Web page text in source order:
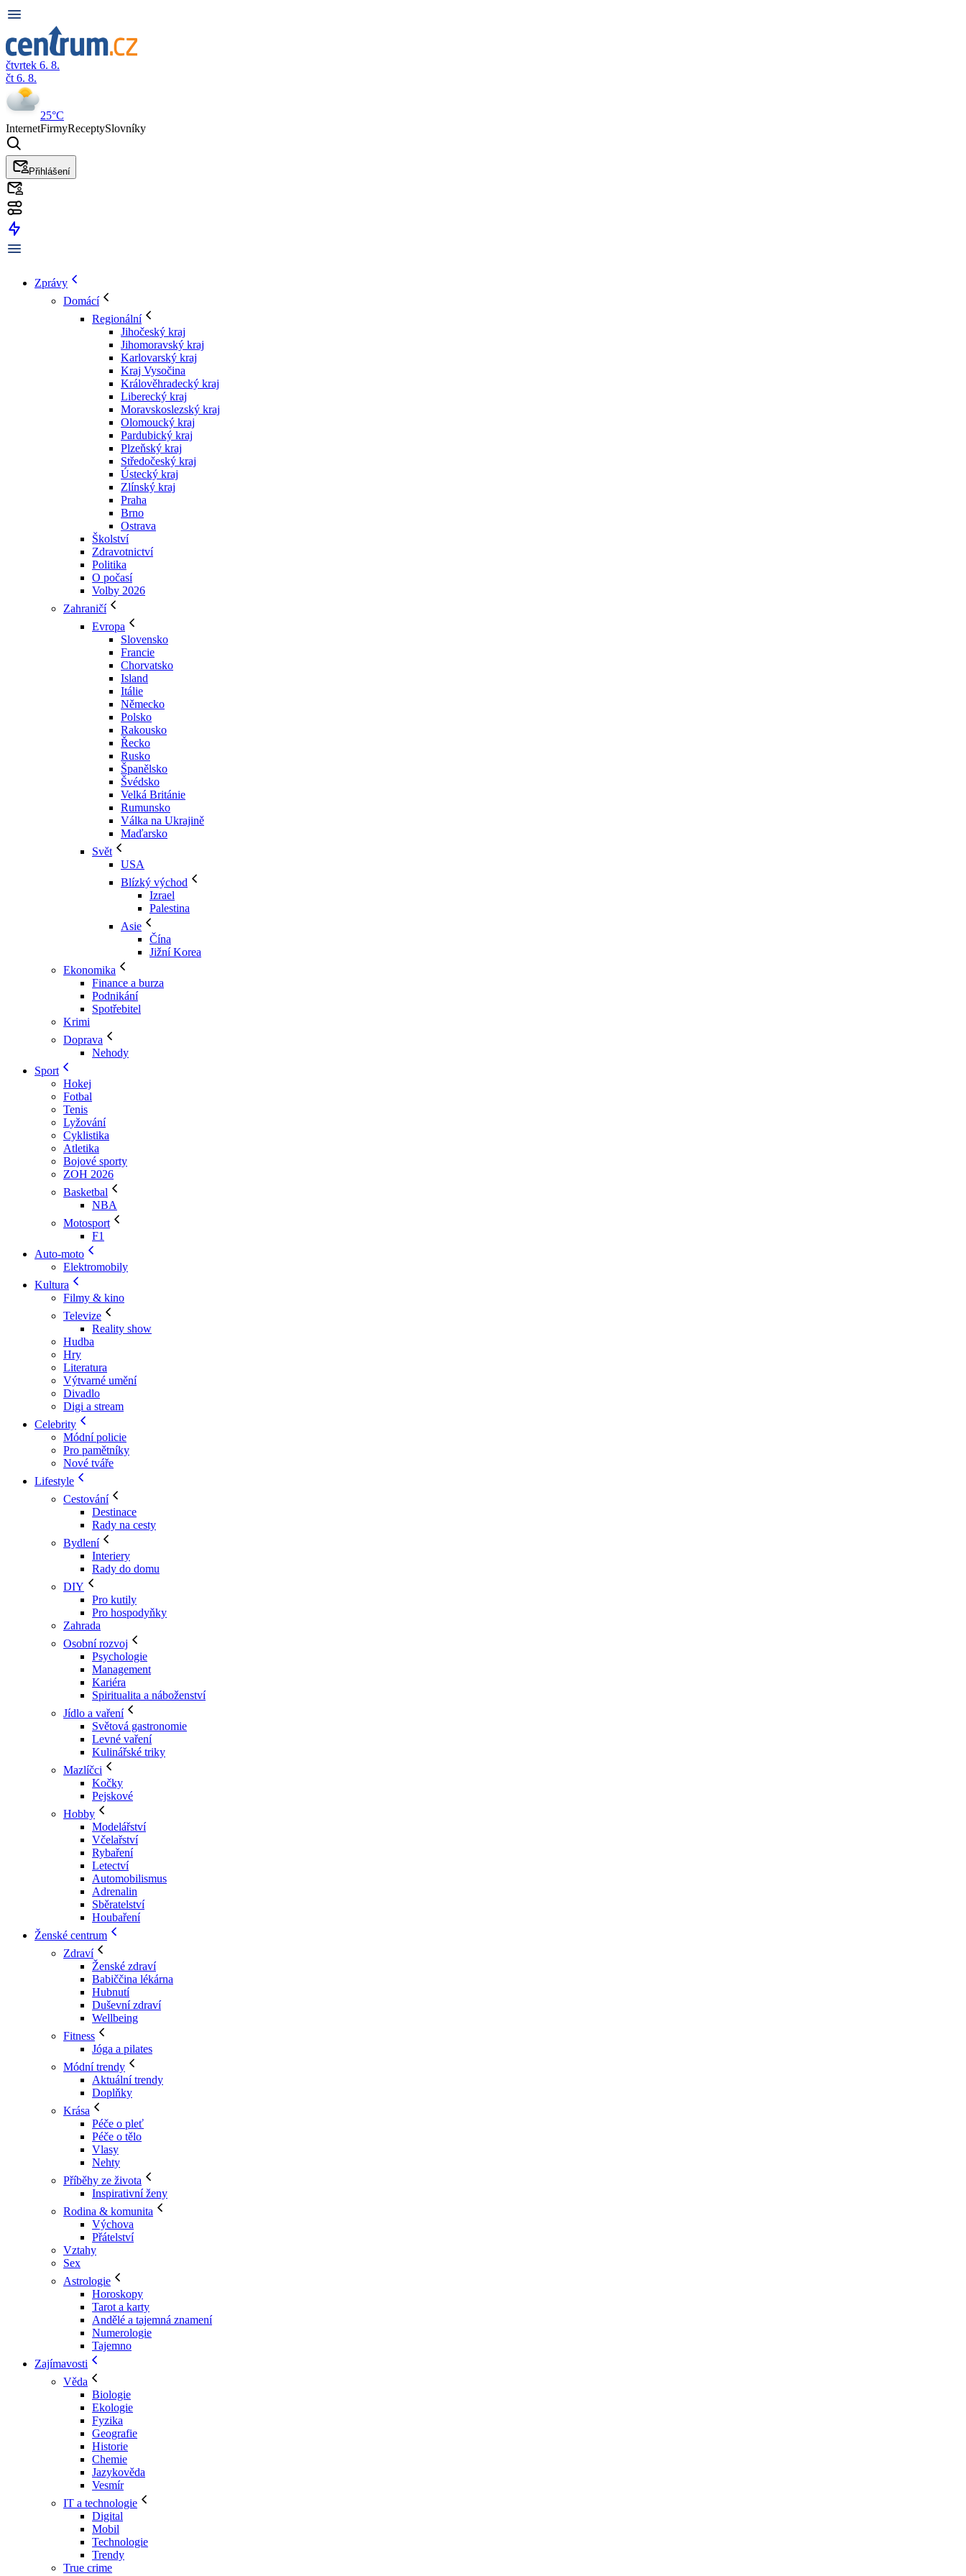
čtvrtek 6. 8.
čt 6. 8.
25°C
InternetFirmyReceptySlovníky
Přihlášení
Zprávy
Domácí
Regionální
Jihočeský kraj
Jihomoravský kraj
Karlovarský kraj
Kraj Vysočina
Králověhradecký kraj
Liberecký kraj
Moravskoslezský kraj
Olomoucký kraj
Pardubický kraj
Plzeňský kraj
Středočeský kraj
Ústecký kraj
Zlínský kraj
Praha
Brno
Ostrava
Školství
Zdravotnictví
Politika
O počasí
Volby 2026
Zahraničí
Evropa
Slovensko
Francie
Chorvatsko
Island
Itálie
Německo
Polsko
Rakousko
Řecko
Rusko
Španělsko
Švédsko
Velká Británie
Rumunsko
Válka na Ukrajině
Maďarsko
Svět
USA
Blízký východ
Izrael
Palestina
Asie
Čína
Jižní Korea
Ekonomika
Finance a burza
Podnikání
Spotřebitel
Krimi
Doprava
Nehody
Sport
Hokej
Fotbal
Tenis
Lyžování
Cyklistika
Atletika
Bojové sporty
ZOH 2026
Basketbal
NBA
Motosport
F1
Auto-moto
Elektromobily
Kultura
Filmy & kino
Televize
Reality show
Hudba
Hry
Literatura
Výtvarné umění
Divadlo
Digi a stream
Celebrity
Módní policie
Pro pamětníky
Nové tváře
Lifestyle
Cestování
Destinace
Rady na cesty
Bydlení
Interiery
Rady do domu
DIY
Pro kutily
Pro hospodyňky
Zahrada
Osobní rozvoj
Psychologie
Management
Kariéra
Spiritualita a náboženství
Jídlo a vaření
Světová gastronomie
Levné vaření
Kulinářské triky
Mazlíčci
Kočky
Pejskové
Hobby
Modelářství
Včelařství
Rybaření
Letectví
Automobilismus
Adrenalin
Sběratelství
Houbaření
Ženské centrum
Zdraví
Ženské zdraví
Babiččina lékárna
Hubnutí
Duševní zdraví
Wellbeing
Fitness
Jóga a pilates
Módní trendy
Aktuální trendy
Doplňky
Krása
Péče o pleť
Péče o tělo
Vlasy
Nehty
Příběhy ze života
Inspirativní ženy
Rodina & komunita
Výchova
Přátelství
Vztahy
Sex
Astrologie
Horoskopy
Tarot a karty
Andělé a tajemná znamení
Numerologie
Tajemno
Zajímavosti
Věda
Biologie
Ekologie
Fyzika
Geografie
Historie
Chemie
Jazykověda
Vesmír
IT a technologie
Digital
Mobil
Technologie
Trendy
True crime